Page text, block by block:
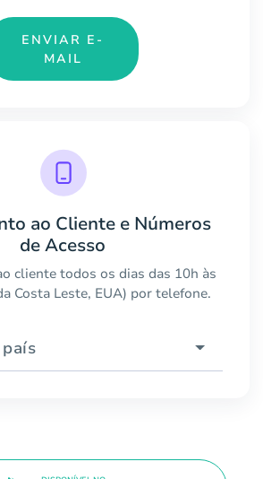
ENVIAR E-
MAIL
ao Cliente e Números
de Acesso
cliente todos os dias das 10h às
Costa Leste, EUA) por telefone.